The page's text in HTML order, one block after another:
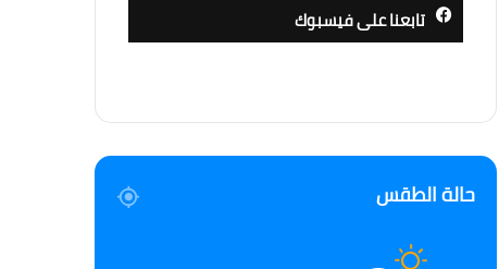
تابعنا على فيسبوك
حالة الطقس